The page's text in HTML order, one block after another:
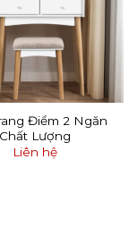
Điểm 2 Ngăn
Chất Lượng
Liên hệ